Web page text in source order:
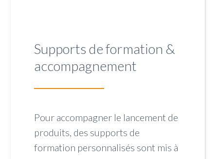
Supports de formation &
accompagnement
Pour accompagner le lancement de
produits, des supports de
formation personnalisés sont mis à